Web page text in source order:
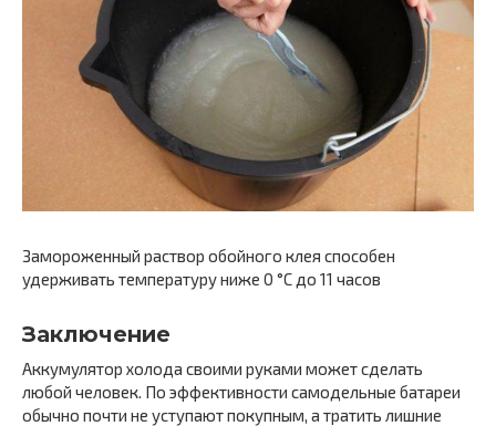
Замороженный раствор обойного клея способен
удерживать температуру ниже 0 °С до 11 часов
Заключение
Аккумулятор холода своими руками может сделать
любой человек. По эффективности самодельные батареи
обычно почти не уступают покупным, а тратить лишние